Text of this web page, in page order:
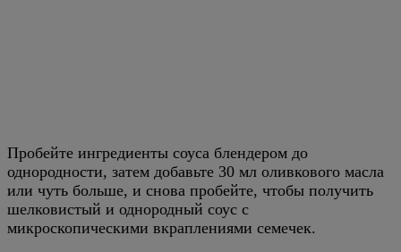
Пробейте ингредиенты соуса блендером до
однородности, затем добавьте 30 мл оливкового масла
или чуть больше, и снова пробейте, чтобы получить
шелковистый и однородный соус с
микроскопическими вкраплениями семечек.